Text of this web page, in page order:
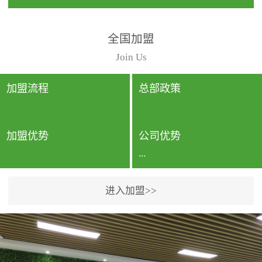
动，人类长时间停留的室
内空间都有整体消毒的需
要。因为空间内人流携带
的、空气...
行国家规定的标准检测方
法，空气采样量准确，检
测结果可靠，远胜于其他
检测...
全国加盟
Join Us
加盟流程 总部政策
加盟优势 公司优势
...
专利保护优势、双甲资质
企业（“室内环境净化治理
甲级施工资质”“室内环境
进入加盟>>